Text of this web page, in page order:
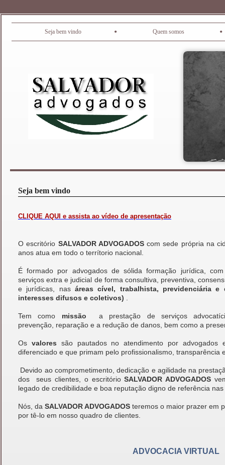
Seja bem vindo • Quem somos •
Seja bem vindo
CLIQUE AQUI e assista ao vídeo de apresentação
O escritório SALVADOR ADVOGADOScom sede própria na
anos atua em todo o terrítorio nacional.
É formado por advogados de sólida formação jurídica,
serviços extra e judicial de forma consultiva, preventiva,
e jurídicas, nasáreas cível, trabalhista, previdenciária
interesses difusos e coletivos)
Tem como missão
a prestação de serviços
prevenção, reparação e a redução de danos, bem como a
Os valores são pautados no atendimento por advogados
diferenciado e que primam pelo profissionalismo, transparência
Devido ao comprometimento, dedicação e agilidade na
dos seus clientes, o escritórioSALVADOR ADVOGADOS
legado de credibilidade e boa reputação digno de referência
Nós, da SALVADOR ADVOGADOS teremos o maior prazer em
por tê-lo em nosso quadro de clientes.
ADVOCACIA VIRTUAL